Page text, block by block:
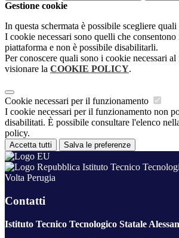
Gestione cookie
In questa schermata è possibile scegliere
I cookie necessari sono quelli che
piattaforma e non è possibile disabilitarli.
Per conoscere quali sono i cookie necessari
visionare la COOKIE POLICY.
Cookie necessari per il funzionamento
I cookie necessari per il funzionamento non
disabilitati. È possibile consultare l'elenco
policy.
Accetta tutti Salva le preferenze
Istituto Tecnico
Volta Perugia
Contatti
Istituto Tecnico Tecnologico Statale